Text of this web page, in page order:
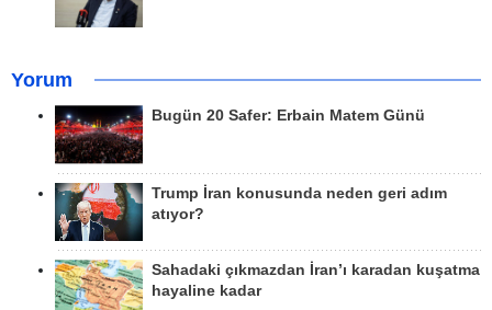
Yorum
Bugün 20 Safer: Erbain Matem Günü
Trump İran konusunda neden geri adım
atıyor?
Sahadaki çıkmazdan İran’ı karadan kuşatma
hayaline kadar